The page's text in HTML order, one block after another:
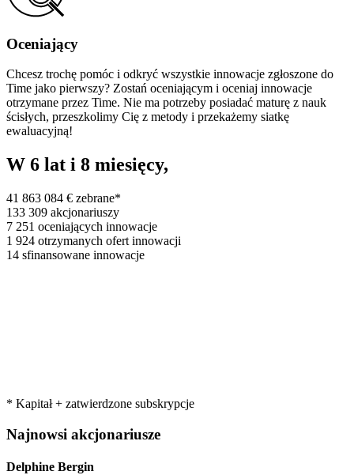
Oceniający
Chcesz trochę pomóc i odkryć wszystkie innowacje zgłoszone do
Time jako pierwszy? Zostań oceniającym i oceniaj innowacje
otrzymane przez Time. Nie ma potrzeby posiadać maturę z nauk
ścisłych, przeszkolimy Cię z metody i przekażemy siatkę
ewaluacyjną!
W 6 lat i 8 miesięcy,
41 863 084 € zebrane*
133 309 akcjonariuszy
7 251 oceniających innowacje
1 924 otrzymanych ofert innowacji
14 sfinansowane innowacje
* Kapitał + zatwierdzone subskrypcje
Najnowsi akcjonariusze
Delphine Bergin